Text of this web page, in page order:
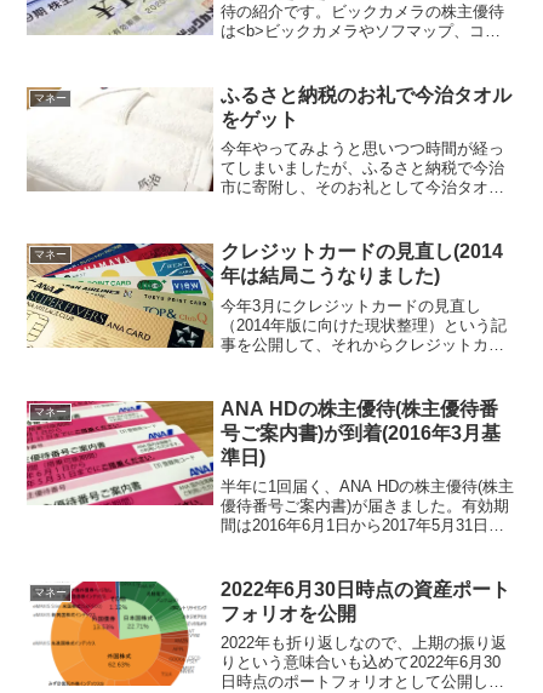
待の紹介です。ビックカメラの株主優待
は<b>ビックカメラやソフマップ、コジ
準)、保有株数に応じた金額の株主優待券
が届きます。加えて、1年に1回(8月末基
準)保有期間に応じた長期保有株主優待も
あります。
マネー
ふるさと納税のお礼で今治タオル
をゲット
今年やってみようと思いつつ時間が経っ
てしまいましたが、ふるさと納税で今治
市に寄附し、そのお礼として今治タオル
まっていますが、ちょっと高級な日用品
というのもいいかもしれま...
マネー
クレジットカードの見直し(2014
年は結局こうなりました)
今年3月にクレジットカードの見直し
（2014年版に向けた現状整理）という記
事を公開して、それからクレジットカー
ードを公開します。クレジットカードの
枚数自体を削減した...
マネー
ANA HDの株主優待(株主優待番
号ご案内書)が到着(2016年3月基
準日)
半年に1回届く、ANA HDの株主優待(株主
優待番号ご案内書)が届きました。有効期
間は2016年6月1日から2017年5月31日ま
引で利用できます。株主優待のご案内 ...
マネー
2022年6月30日時点の資産ポート
フォリオを公開
2022年も折り返しなので、上期の振り返
りという意味合いも込めて2022年6月30
日時点のポートフォリオとして公開しま